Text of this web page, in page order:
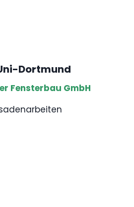
Dortmund
Fensterbau GmbH